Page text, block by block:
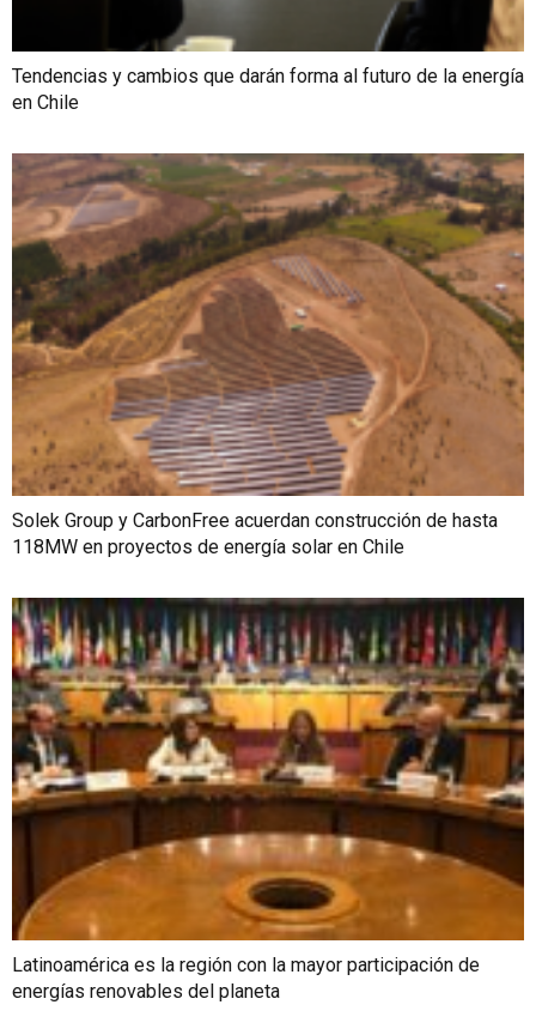
Tendencias y cambios que darán forma al futuro de la energía
en Chile
Solek Group y CarbonFree acuerdan construcción de hasta
118MW en proyectos de energía solar en Chile
Latinoamérica es la región con la mayor participación de
energías renovables del planeta